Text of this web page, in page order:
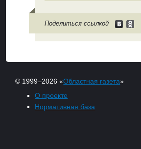
Поделиться ссылкой
© 1999–2026 «Областная газета»
О проекте
Нормативная база